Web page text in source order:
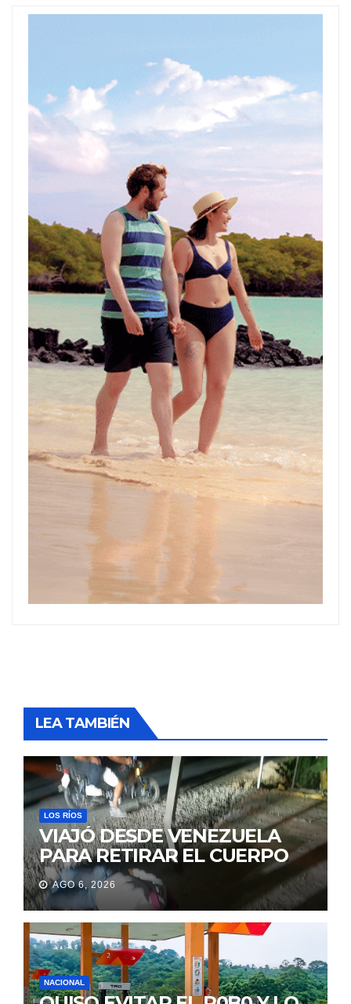
LEA TAMBIÉN
LOS RÍOS
VIAJÓ DESDE VENEZUELA
PARA RETIRAR EL CUERPO
DE SU MARIDO QUE
PERMANECIÓ SEIS DÍAS EN
LA MORGUE
AGO 6, 2026
NACIONAL